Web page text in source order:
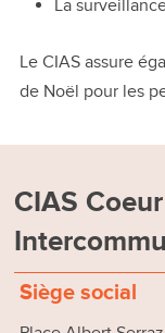
La
Le CIAS assure
de Noël pour les
CIAS
Siège social